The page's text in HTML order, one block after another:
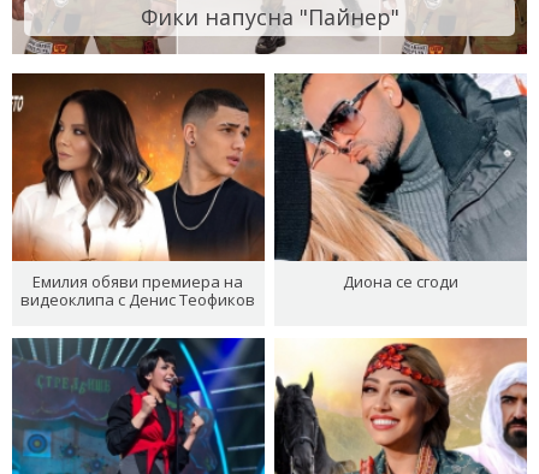
Фики напусна "Пайнер"
Емилия обяви премиера на
видеоклипа с Денис Теофиков
Диона се сгоди